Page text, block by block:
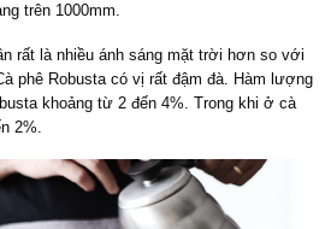
trên 1000mm.
rất là nhiều ánh sáng mặt trời hơn so với
phê Robusta có vị rất đậm đà. Hàm lượng
khoảng từ 2 đến 4%. Trong khi ở cà
2%.